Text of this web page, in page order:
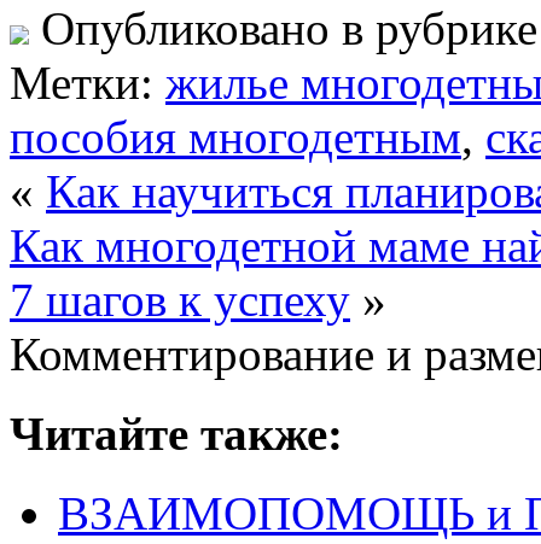
Опубликовано в
Метки: жилье
пособия многодетным,
« Как научиться
Как многодетной маме
7 шагов к успеху »
Комментирование и
Читайте также:
ВЗАИМОПОМОЩЬ и